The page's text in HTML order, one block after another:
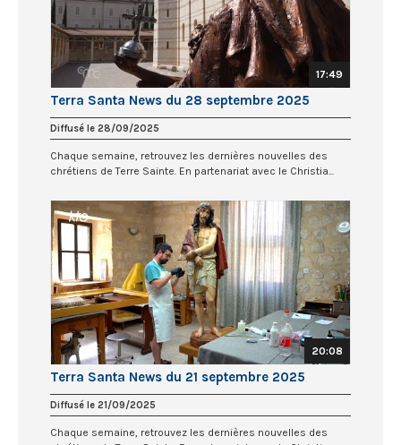
17:49
Terra Santa News du 28 septembre 2025
Diffusé le 28/09/2025
Chaque semaine, retrouvez les dernières nouvelles des
chrétiens de Terre Sainte. En partenariat avec le Christia...
20:08
Terra Santa News du 21 septembre 2025
Diffusé le 21/09/2025
Chaque semaine, retrouvez les dernières nouvelles des